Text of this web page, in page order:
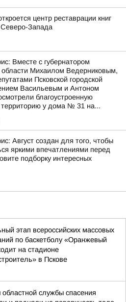
центр реставрации книг
Северо-Запада
Вместе с губернатором
области Михаилом Ведерниковым,
Псковской городской
Васильевым и Антоном
благоустроенную
у дома № 31 на...
Август создан для того, чтобы
яркими впечатлениями перед
подборку интересных
этап всероссийских массовых
по баскетболу «Оранжевый
на стадионе
в Пскове
службы спасения